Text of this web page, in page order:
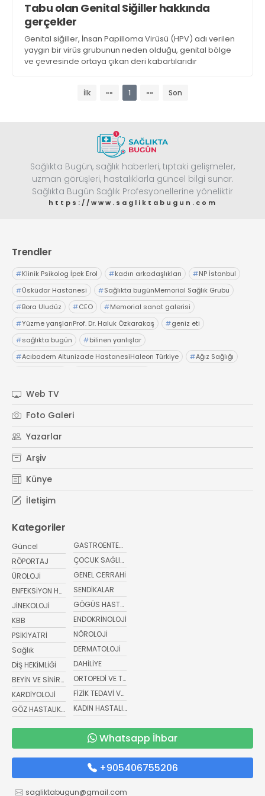
Tabu olan Genital Siğiller hakkında
gerçekler
Genital siğiller, İnsan Papilloma Virüsü (HPV) adı verilen
yaygın bir virüs grubunun neden olduğu, genital bölge
ve çevresinde ortaya çıkan deri kabartılarıdır
İlk «« 1 »» Son
Sağlıkta Bugün, sağlık haberleri, tıptaki gelişmeler,
uzman görüşleri, hastalıklarla güncel bilgi sunar.
Sağlıkta Bugün Sağlık Profesyonellerine yöneliktir
https://www.sagliktabugun.com
Trendler
#Klinik Psikolog İpek Erol #kadın arkadaşlıkları #NP İstanbul
#Üsküdar Hastanesi #Sağlıkta bugünMemorial Sağlık Grubu
#Bora Uludüz #CEO #Memorial sanat galerisi
#Yüzme yarışlarıProf. Dr. Haluk Özkarakaş #geniz eti
#sağlıkta bugün #bilinen yanlışlar
#Acıbadem Altunizade HastanesiHaleon Türkiye #Ağız Sağlığı
# Kristin Aslaner ArasUzm. Dyt. Büşra Şen
#Memorial Ataşehir Hastanesi
# yaz ayları kritik öneri
Web TV
Foto Galeri
Yazarlar
Arşiv
Künye
İletişim
Kategoriler
Güncel
RÖPORTAJ
ÜROLOJİ
ENFEKSİYON HASTALIKLARI
JİNEKOLOJİ
KBB
PSİKİYATRİ
Sağlık
DİŞ HEKİMLİĞİ
BEYİN VE SİNİR CERRAHİSİ
KARDİYOLOJİ
GÖZ HASTALIKLARI
GASTROENTEROLOJİ
ÇOCUK SAĞLIĞI VE HASTALIKLARI
GENEL CERRAHİ
SENDİKALAR
GÖGÜS HASTALIKLARI
ENDOKRİNOLOJİ
NÖROLOJİ
DERMATOLOJİ
DAHİLİYE
ORTOPEDİ VE TRAVMATOLOJİ
FİZİK TEDAVİ VE REHABİLİTASYON
KADIN HASTALIKLARI VE DOĞUM
Whatsapp İhbar
+905406755206
sagliktabugun@gmail.com
GÖZ HASTALIKLARI
GASTROENTEROLOJİ
ÇOCUK SAĞLIĞI VE HASTALIKLARI
GENEL CERRAHİ
SENDİKALAR
DERMATOLOJİ
ENDOKRİNOLOJİ
NÖROLOJİ
ORTOPEDİ VE TRAVMATOLOJİ
Web TV Galeri
sagliktabugun@gmail.com